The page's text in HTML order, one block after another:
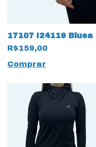
17107 I24119
R$159,00
Comprar